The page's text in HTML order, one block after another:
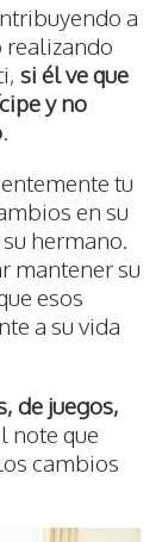
a
realizando
si él ve que
y no
.
tu
en su
hermano.
mantener su
esos
a su vida
de juegos,
note que
cambios